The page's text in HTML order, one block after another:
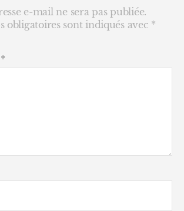
e-mail ne sera pas publiée.
obligatoires sont indiqués avec *
*